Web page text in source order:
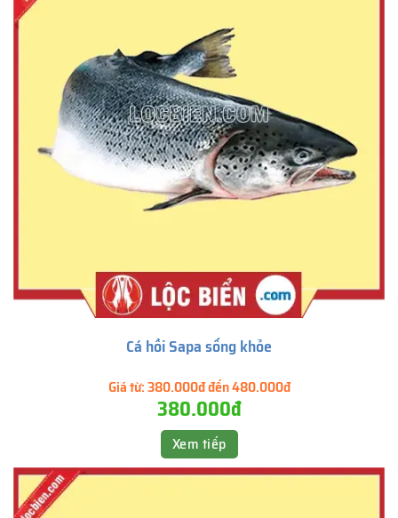
Cá hồi Sapa sống khỏe
Giá từ:380.000đ đến 480.000đ
380.000đ
Xem tiếp